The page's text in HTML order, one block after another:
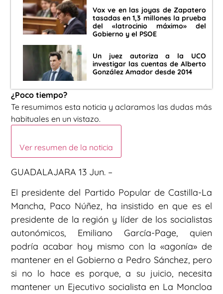
Vox ve en las joyas de Zapatero
tasadas en 1,3 millones la prueba
del «latrocinio máximo» del
Gobierno y el PSOE
Un juez autoriza a la UCO
investigar las cuentas de Alberto
González Amador desde 2014
¿Poco tiempo?
Te resumimos esta noticia y aclaramos las dudas más
habituales en un vistazo.
Ver resumen de la noticia
GUADALAJARA 13 Jun. –
El presidente del Partido Popular de Castilla-La
Mancha, Paco Núñez, ha insistido en que es el
presidente de la región y líder de los socialistas
autonómicos, Emiliano García-Page, quien
podría acabar hoy mismo con la «agonía» de
mantener en el Gobierno a Pedro Sánchez, pero
si no lo hace es porque, a su juicio, necesita
mantener un Ejecutivo socialista en La Moncloa